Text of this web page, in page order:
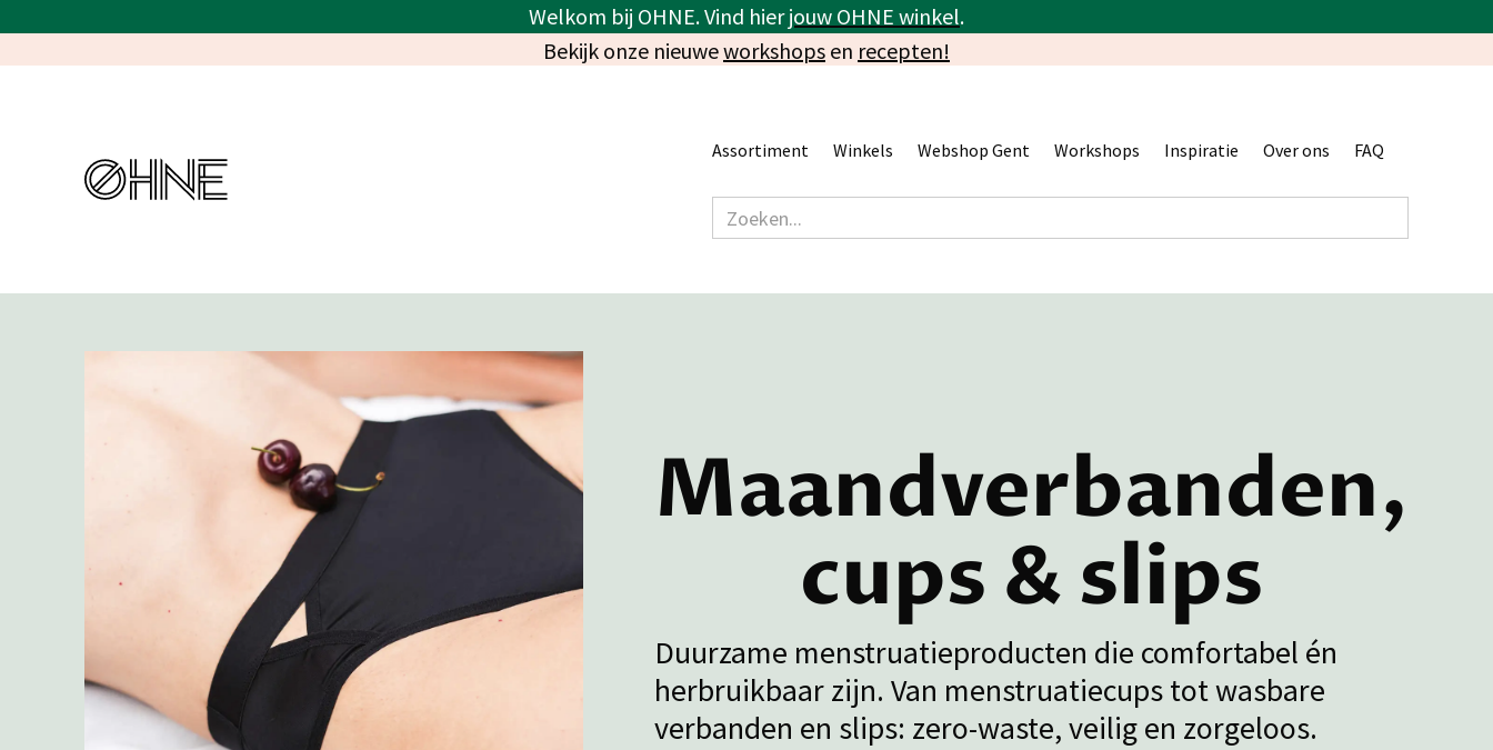
Welkom bij OHNE. Vind hierjouw OHNE winkel.
Bekijk onze nieuweworkshops en recepten!
Assortiment Winkels Webshop Gent Workshops Inspiratie Over ons FAQ
Maandverbanden,
cups & slips
Duurzame menstruatieproducten die comfortabel én
herbruikbaar zijn. Van menstruatiecups tot wasbare
verbanden en slips: zero-waste, veilig en zorgeloos.